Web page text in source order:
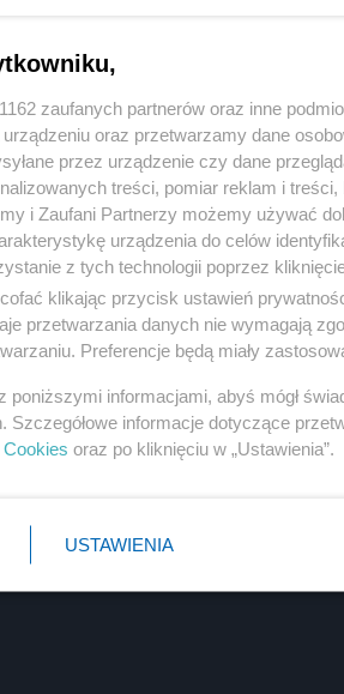
zaufanych partnerów oraz inne
oraz przetwarzamy dane
przez urządzenie czy dane
treści, pomiar reklam i
i Zaufani Partnerzy możemy używać
urządzenia do celów
z tych technologii poprzez
klikając przycisk ustawień
przetwarzania danych nie wymagają
Preferencje będą miały
poniższymi informacjami, abyś mógł
Szczegółowe informacje dotyczące
Cookies oraz po kliknięciu w „Ustawienia”.
USTAWIENIA